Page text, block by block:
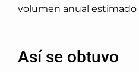
volumen anual estimado
Así se obtuvo